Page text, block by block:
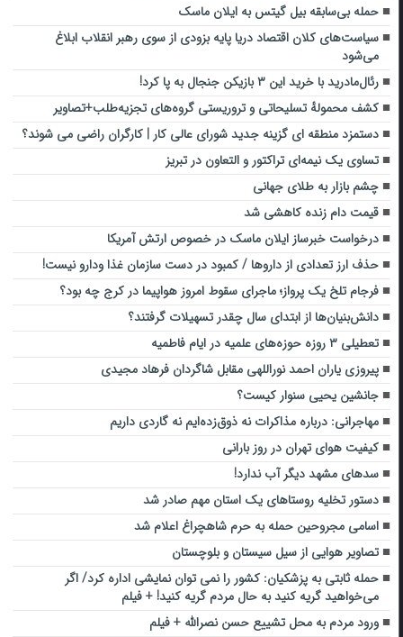
حمله بی‌سابقه بیل گیتس به ایلان ماسک
سیاست‌های کلان اقتصاد دریا پایه بزودی از سوی رهبر انقلاب ابلاغ
می‌شود
رئال‌مادرید با خرید این ۳ بازیکن جنجال به پا کرد!
کشف‌ محمولهٔ تسلیحاتی و تروریستی گروه‌های تجزیه‌طلب+تصاویر
دستمزد منطقه ای گزینه جدید شورای عالی کار | کارگران راضی می شوند؟
تساوی یک نیمه‌ای تراکتور و التعاون در تبریز
چشم بازار به طلای جهانی
قیمت دام زنده کاهشی شد
درخواست خبرساز ایلان ماسک در خصوص ارتش آمریکا
حذف ارز تعدادی از داروها / کمبود در دست سازمان غذا ودارو نیست!
فرجام تلخ یک پرواز؛ ماجرای سقوط امروز هواپیما در کرج چه بود؟
دانش‌بنیان‌ها از ابتدای سال چقدر تسهیلات گرفتند؟
تعطیلی ۳ روزه حوزه‌های علمیه در ایام فاطمیه
پیروزی یاران احمد نوراللهی مقابل شاگردان فرهاد مجیدی
جانشین یحیی سنوار کیست؟
مهاجرانی: درباره مذاکرات نه ذوق‌زده‌ایم نه گاردی داریم
کیفیت هوای تهران در روز بارانی
سدهای مشهد دیگر آب ندارد!
دستور تخلیه روستاهای یک استان مهم صادر شد
اسامی مجروحین حمله به حرم شاهچراغ اعلام شد
تصاویر هوایی از سیل سیستان و بلوچستان
حمله ثابتی به پزشکیان: کشور را نمی توان نمایشی اداره کرد/ اگر
می‌خواهید گریه کنید به حال مردم گریه کنید! + فیلم
ورود مردم به محل تشییع حسن نصرالله + فیلم